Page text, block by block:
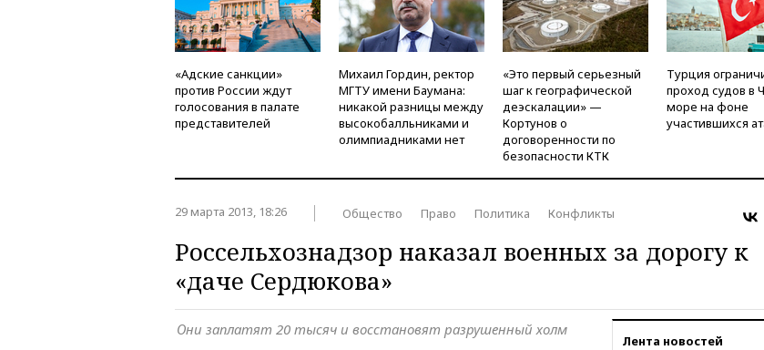
«Адские санкции»
против России ждут
голосования в палате
представителей
Михаил Гордин, ректор
МГТУ имени Баумана:
никакой разницы между
высокобалльниками и
олимпиадниками нет
«Это первый серьезный
шаг к географической
деэскалации» —
Кортунов о
договоренности по
безопасности КТК
Турция
проход судов в
море на фоне
участившихся
29 марта 2013, 18:26 Общество Право Политика Конфликты
Россельхознадзор наказал военных за дорогу к
«даче Сердюкова»
Лента новостей
Они заплатят 20 тысяч и восстановят разрушенный холм